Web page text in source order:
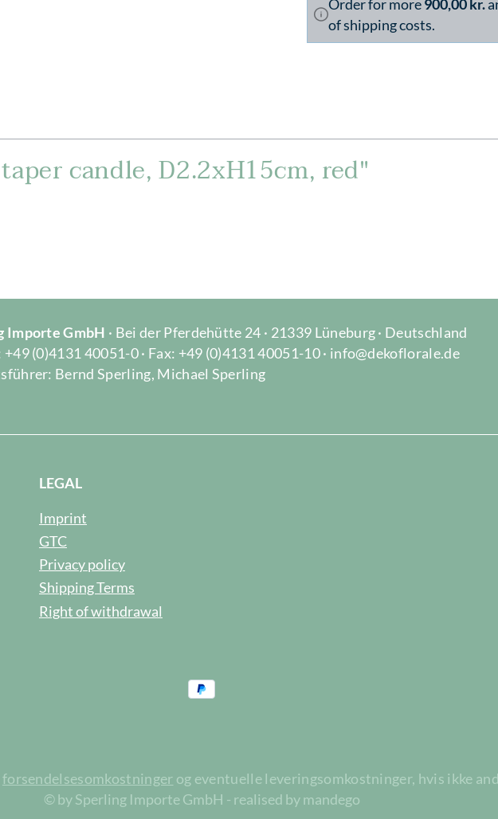
Order for more900,00 kr.
of shipping costs.
candle, D2.2xH15cm, red"
Importe GmbH · Bei der Pferdehütte 24 · 21339 Lüneburg · Deutschland
+49 (0)4131 40051-0 · Fax: +49 (0)4131 40051-10 · info@dekoflorale.de
Bernd Sperling, Michael Sperling
LEGAL
Imprint
GTC
Privacy policy
Shipping Terms
Right of withdrawal
forsendelsesomkostninger og eventuelle leveringsomkostninger, hvis ikke
© by Sperling Importe GmbH - realised by mandego